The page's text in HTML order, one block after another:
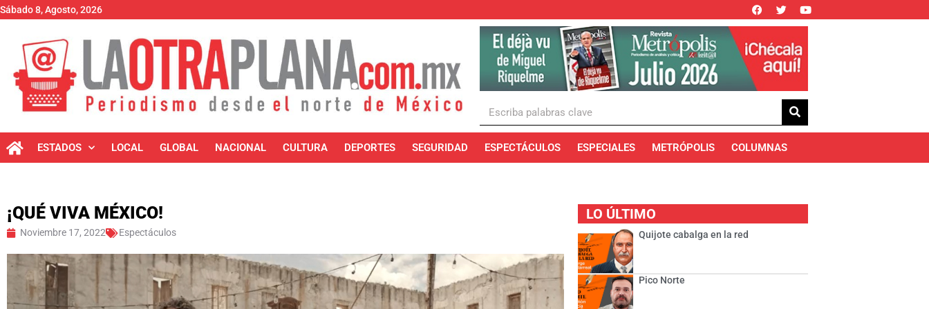
Sábado 8, Agosto, 2026
ESTADOS LOCAL GLOBAL NACIONAL CULTURA DEPORTES SEGURIDAD ESPECTÁCULOS ESPECIALES METRÓPOLIS COLUMNAS
¡QUÉ VIVA MÉXICO!
Noviembre 17, 2022 Espectáculos
LO ÚLTIMO
Quijote cabalga en la red
Pico Norte